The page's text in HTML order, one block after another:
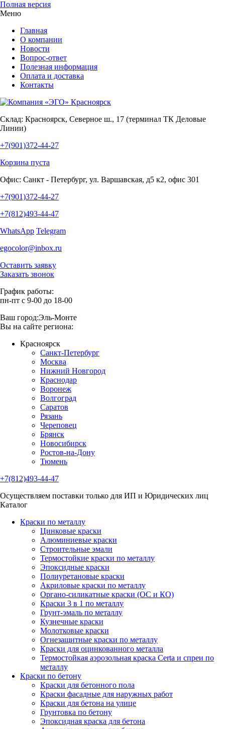
Полная версия
Меню
Главная
О компании
Новости
Вопрос-ответ
Полезная информация
Оплата и доставка
Контакты
Склад: Красноярск, Северное ш., 17 (терминал ТК Деловые
Линии)
+7(901)372-44-27
Корзина пуста
Офис: Санкт - Петербург, ул. Варшавская, д5 к2, офис 301
+7(901)372-44-27
+7(812)493-44-47
WhatsApp Telegram
egocolor@inbox.ru
Оставить заявку
Заказать звонок
График работы:
пн-пт с 9-00 до 18-00
Ваш город:Эль-Монте
Вы на сайте региона:
Красноярск
Санкт-Петербург
Москва
Нижний Новгород
Краснодар
Воронеж
Волгоград
Саратов
Рязань
Череповец
Брянск
Новосибирск
Ростов-на-Дону
Тюмень
+7(812)493-44-47
Осуществляем поставки только для ИП и Юридических лиц
Каталог
Краски по металлу
Цинковые краски
Алюминиевые краски
Строительные эмали
Термостойкие краски по металлу
Эпоксидные краски
Полиуретановые краски
Акриловые краски по металлу
Органо-силикатные краски (ОС и КО)
Краски 3 в 1 по металлу
Грунт-эмаль по металлу
Кузнечные краски
Молотковые краски
Огнезащитные краски по металлу
Краски для оцинкованного металла
Термостойкая аэрозольная краска Certa и спреи по
металлу
Краски по бетону
Краски для бетонного пола
Краски фасадные для наружных работ
Краски для бетона на улице
Грунтовка по бетону
Эпоксидная краска для бетона